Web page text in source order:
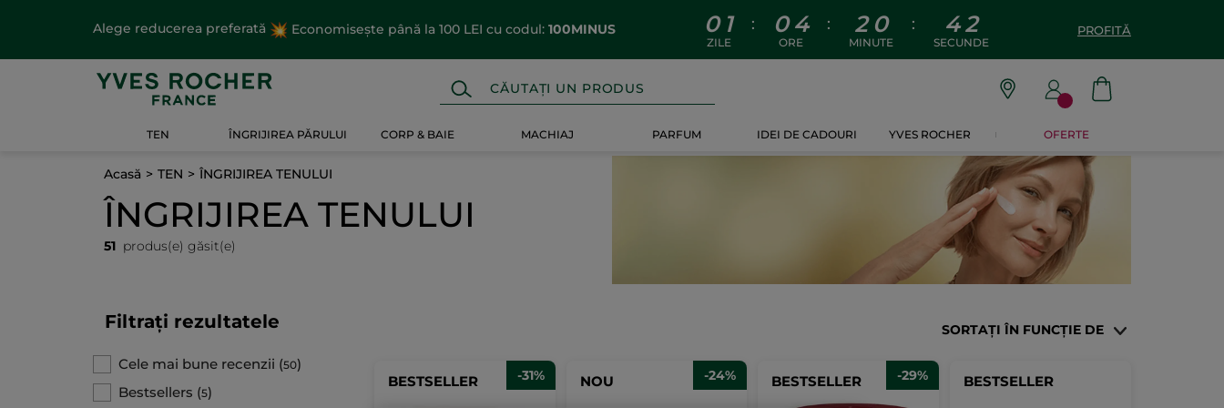
Alege reducerea preferată Economisește până la 100 LEI cu codul: 100MINUS 0 1
ZILE
: 0 4
ORE
: 2 0
MINUTE
: 4 0
SECUNDE
PROFITĂ
TEN ÎNGRIJIREA PĂRULUI CORP & BAIE MACHIAJ PARFUM IDEI DE CADOURI YVES ROCHER OFERTE
Acasă TEN ÎNGRIJIREA TENULUI
ÎNGRIJIREA TENULUI
51 produs(e) găsit(e)
Filtrați rezultatele
Cele mai bune recenzii (50)
Bestsellers (5)
SORTAȚI ÎN FUNCȚIE DE
BESTSELLER -31% NOU -24% BESTSELLER -29% BESTSELLER